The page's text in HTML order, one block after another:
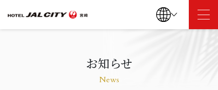
お知らせ
News